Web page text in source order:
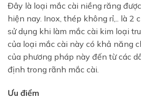
Đây là loại mắc cài niềng răng
hiện nay. Inox, thép không rỉ,.. là 2
sử dụng khi làm mắc cài kim loại
của loại mắc cài này có khả năng
của phương pháp này đến từ các
định trong rãnh mắc cài.
Ưu điểm